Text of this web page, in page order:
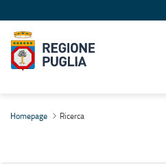
Homepage Ricerca